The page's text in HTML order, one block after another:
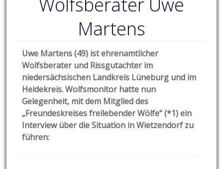
Martens
Uwe Martens (49) ist ehrenamtlicher
Wolfsberater und Rissgutachter im
niedersächsischen Landkreis Lüneburg und im
Heidekreis. Wolfsmonitor hatte nun
Gelegenheit, mit dem Mitglied des
„Freundeskreises freilebender Wölfe“ (*1) ein
Interview über die Situation in Wietzendorf zu
führen: